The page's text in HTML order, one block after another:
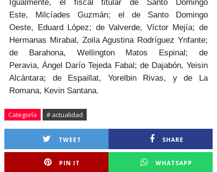
Igualmente, el fiscal titular de Santo Domingo
Este, Milcíades Guzmán; el de Santo Domingo
Oeste, Eduard López; de Valverde, Víctor Mejía; de
Hermanas Mirabal, Zoila Agustina Rodríguez Ynfante;
de Barahona, Wellington Matos Espinal; de
Peravia,Ángel Darío Tejeda Fabal; de Dajabón,Yeisin
Alcántara; de Espaillat, Yorelbin Rivas, y de La
Romana, Kevin Santana.
Categoría # actualidad
TWEET SHARE
PIN IT WHATSAPP